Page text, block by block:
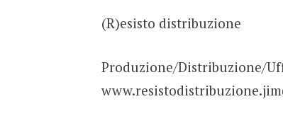
(R)esisto distribuzione
Produzione/Distribuzione/